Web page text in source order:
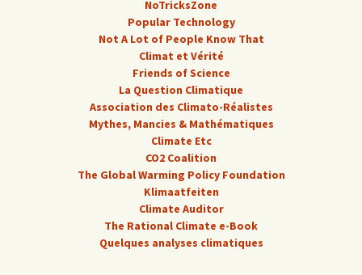
NoTricksZone
Popular Technology
Not A Lot of People Know That
Climat et Vérité
Friends of Science
La Question Climatique
Association des Climato-Réalistes
Mythes, Mancies & Mathématiques
Climate Etc
CO2 Coalition
The Global Warming Policy Foundation
Klimaatfeiten
Climate Auditor
The Rational Climate e-Book
Quelques analyses climatiques